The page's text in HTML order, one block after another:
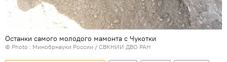
Останки самого молодого мамонта с Чукотки
© Photo : Минобрнауки России / СВКНИИ ДВО РАН